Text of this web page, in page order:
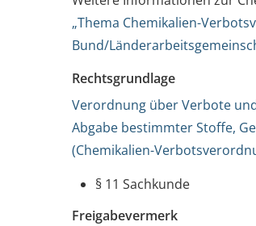
„Thema Chemikalien-
Bund/
Rechtsgrundlage
Verordnung über Verbote
Abgabe bestimmter Stoffe,
(Chemikalien-
§ 11 Sachkunde
Freigabevermerk